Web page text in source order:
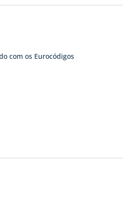
com os Eurocódigos